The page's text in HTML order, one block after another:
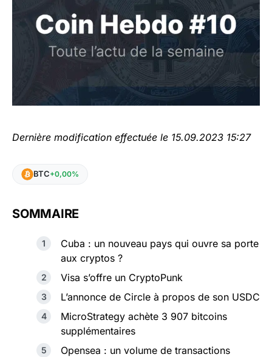
Dernière modification effectuée le 15.09.2023 15:27
BTC+0,00%
SOMMAIRE
Cuba : un nouveau pays qui ouvre sa porte
aux cryptos ?
Visa s’offre un CryptoPunk
L’annonce de Circle à propos de son USDC
MicroStrategy achète 3 907 bitcoins
supplémentaires
Opensea : un volume de transactions